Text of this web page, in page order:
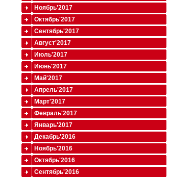
Ноябрь'2017
Октябрь'2017
Сентябрь'2017
Август'2017
Июль'2017
Июнь'2017
Май'2017
Апрель'2017
Март'2017
Февраль'2017
Январь'2017
Декабрь'2016
Ноябрь'2016
Октябрь'2016
Сентябрь'2016